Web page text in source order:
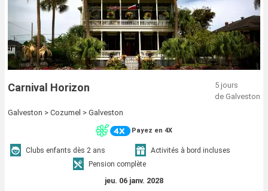
Carnival Horizon
5 jours
de Galveston
Galveston > Cozumel > Galveston
Payez en 4X
Clubs enfants dès 2 ans
Activités à bord incluses
Pension complète
jeu. 06 janv. 2028